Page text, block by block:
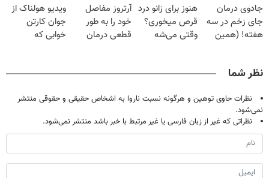
خانگی
میلیون تومان!!!
تحمل میکنی؟❗
جادوی درمان
جای زخم در سه
هفته! (همین
هنوز برای زانو درد
قرص میخوری؟
وقتی می‌شه
آرتروز مفاصل
خود را به طور
قطعی درمان
ویدیو هولناک از
جوان کارتن
خوابی که
نظر شما
نظرات حاوی توهین و هرگونه نسبت ناروا به اشخاص حقیقی و حقوقی منتشر
نمی‌شود.
نظراتی که غیر از زبان فارسی یا غیر مرتبط با خبر باشد منتشر نمی‌شود.